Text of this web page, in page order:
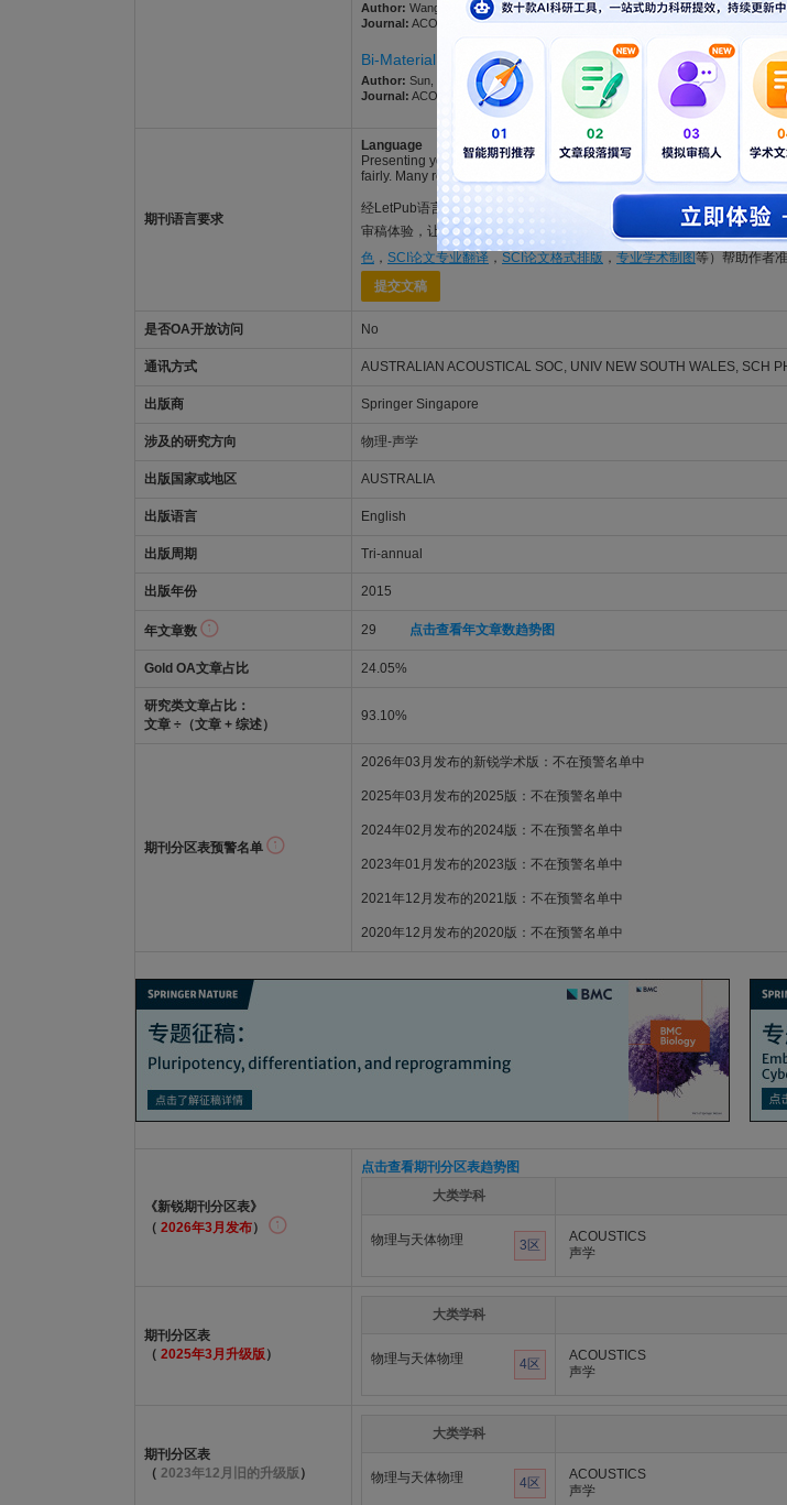
Author: Wang, Tao; Liu, Zhien; Chen, Wan; Lu, Chihua; Sun, Yi; Wang, Ying
Journal: ACOUSTICS AUSTRALIA. 2026; Vol. , Issue , pp. -. DOI: 10.1007/
Bi-Material Layout Optimization of Structural-Acoustic
Author: Sun, Yechen; Yu, Yang; Chen, Zhengyan; Chen, Weizhen; Zheng,
Journal: ACOUSTICS AUSTRALIA. 2026; Vol. , Issue , pp. -. DOI: 10.1007/
期刊语言要求
Language
Presenting your work in a well-structured manuscript and in well-
fairly. Many researchers find that getting some independent support
经LetPub语言功底雄厚的美籍native English speaker精心编辑的稿件
审稿体验，让稿件最大限度地被Acoustics Australia编辑和审稿人充分
色 ， SCI论文专业翻译 ， SCI论文格式排版 ， 专业学术制图等）帮助作者
提交文稿
是否OA开放访问 No
通讯方式 AUSTRALIAN ACOUSTICAL SOC, UNIV NEW SOUTH WALES, SCH
出版商 Springer Singapore
涉及的研究方向 物理-声学
出版国家或地区 AUSTRALIA
出版语言 English
出版周期 Tri-annual
出版年份 2015
年文章数 29 点击查看年文章数趋势图
Gold OA文章占比 24.05%
研究类文章占比：
文章 ÷（文章 + 综述）
93.10%
期刊分区表预警名单
2026年03月发布的新锐学术版：不在预警名单中
2025年03月发布的2025版：不在预警名单中
2024年02月发布的2024版：不在预警名单中
2023年01月发布的2023版：不在预警名单中
2021年12月发布的2021版：不在预警名单中
2020年12月发布的2020版：不在预警名单中
《新锐期刊分区表》
（ 2026年3月发布）
点击查看期刊分区表趋势图
大类学科
物理与天体物理 3区
ACOUSTICS
声学
期刊分区表
（ 2025年3月升级版 ）
大类学科
物理与天体物理 4区
ACOUSTICS
声学
期刊分区表
（ 2023年12月旧的升级版 ）
大类学科
物理与天体物理 4区
ACOUSTICS
声学